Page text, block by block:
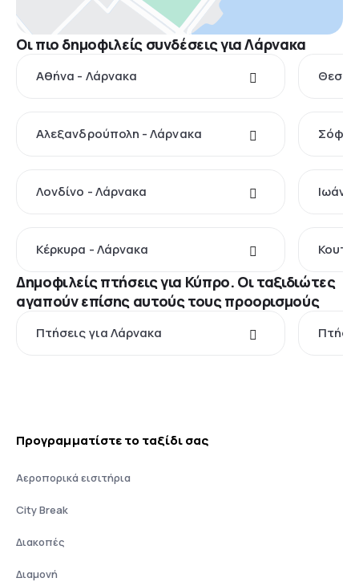
Οι πιο δημοφιλείς συνδέσεις για Λάρνακα
Αθήνα - Λάρνακα
Αλεξανδρούπολη - Λάρνακα
Λονδίνο - Λάρνακα
Κέρκυρα - Λάρνακα
Δημοφιλείς πτήσεις για Κύπρο. Οι ταξιδιώτες
αγαπούν επίσης αυτούς τους προορισμούς
Πτήσεις για Λάρνακα
Προγραμματίστε το ταξίδι σας
Αεροπορικά εισιτήρια
City Break
Διακοπές
Διαμονή